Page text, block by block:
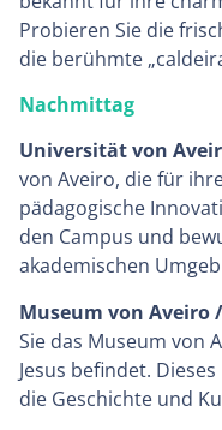
Probieren Sie die
die berühmte
Nachmittag
Universität von
von Aveiro, die für
pädagogische
den Campus und
akademischen
Museum von Aveiro
Sie das Museum von
Jesus befindet.
die Geschichte und